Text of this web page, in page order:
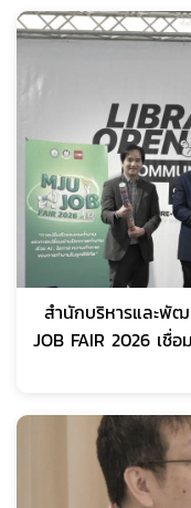
สำนักบริหารและพัฒ
JOB FAIR 2026 เชื่